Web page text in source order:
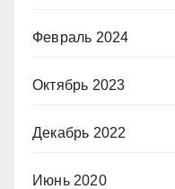
Февраль 2024
Октябрь 2023
Декабрь 2022
Июнь 2020